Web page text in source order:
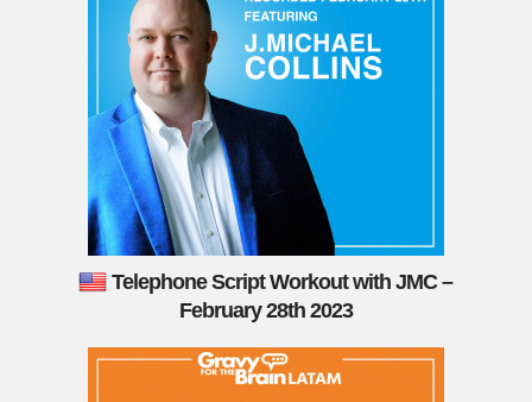
Telephone Script Workout with JMC –
February 28th 2023